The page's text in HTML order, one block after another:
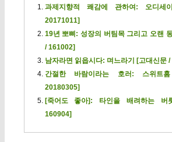
과제지향적 쾌감에 관하여: 오디세
20171011]
19년 뽀삐: 성장의 버팀목 그리고 오랜
/ 161002]
남자라면 읽읍시다: 며느라기 [고대신문
간절한 바람이라는 호러: 스위트
20180305]
[죽어도 좋아]: 타인을 배려하는 버
160904]